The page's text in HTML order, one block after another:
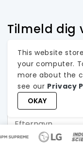
Tilmeld dig
Få
indbakke.
Fornavn*
Efternavn
This website
your computer.
more about the
see our Privacy
OKAY